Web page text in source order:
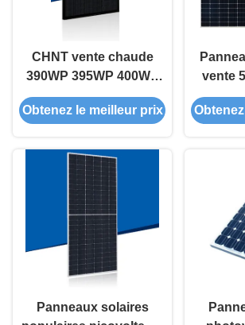
CHNT vente chaude
390WP 395WP 400WP
405WP panneaux
d'énergie solaire en
Obtenez le meilleur prix
vente
540WP
Panneaux solaires